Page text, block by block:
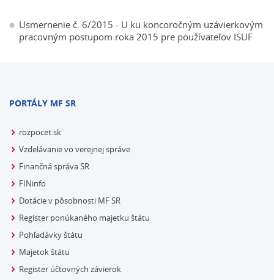
Usmernenie č. 6/2015 - U ku koncoročným uzávierkovým
pracovným postupom roka 2015 pre používateľov ISUF
PORTÁLY MF SR
rozpocet.sk
Vzdelávanie vo verejnej správe
Finančná správa SR
FINinfo
Dotácie v pôsobnosti MF SR
Register ponúkaného majetku štátu
Pohľadávky štátu
Majetok štátu
Register účtovných závierok